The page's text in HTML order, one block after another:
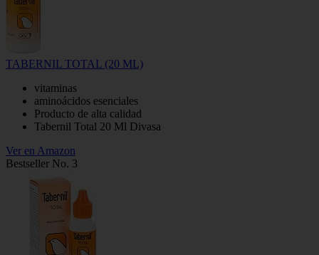
TABERNIL TOTAL (20 ML)
vitaminas
aminoácidos esenciales
Producto de alta calidad
Tabernil Total 20 Ml Divasa
Ver en Amazon
Bestseller No. 3